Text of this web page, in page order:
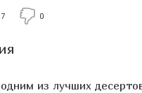
0
из лучших